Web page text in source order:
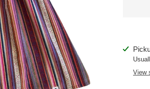
Adding
product
View